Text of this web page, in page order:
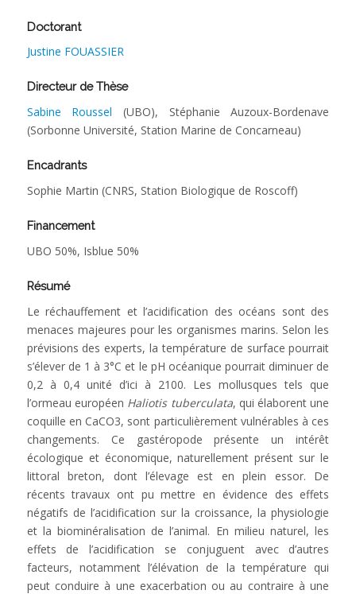
Doctorant
Justine FOUASSIER
Directeur de Thèse
Sabine Roussel (UBO), Stéphanie Auzoux-Bordenave
(Sorbonne Université, Station Marine de Concarneau)
Encadrants
Sophie Martin (CNRS, Station Biologique de Roscoff)
Financement
UBO 50%, Isblue 50%
Résumé
Le réchauffement et l’acidification des océans sont des
menaces majeures pour les organismes marins. Selon les
prévisions des experts, la température de surface pourrait
s’élever de 1 à 3°C et le pH océanique pourrait diminuer de
0,2 à 0,4 unité d’ici à 2100. Les mollusques tels que
l’ormeau européen Haliotis tuberculata, qui élaborent une
coquille en CaCO3, sont particulièrement vulnérables à ces
changements. Ce gastéropode présente un intérêt
écologique et économique, naturellement présent sur le
littoral breton, dont l’élevage est en plein essor. De
récents travaux ont pu mettre en évidence des effets
négatifs de l’acidification sur la croissance, la physiologie
et la biominéralisation de l’animal. En milieu naturel, les
effets de l’acidification se conjuguent avec d’autres
facteurs, notamment l’élévation de la température qui
peut conduire à une exacerbation ou au contraire à une